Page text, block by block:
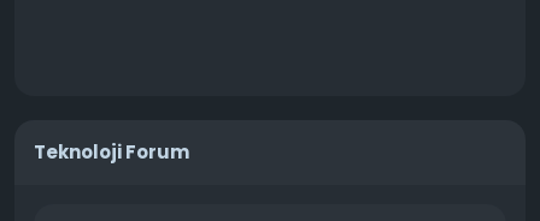
Teknoloji Forum